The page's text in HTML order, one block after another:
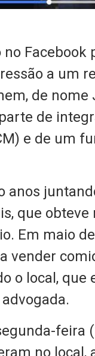
a um
de
de
e de um
anos
que obteve
Em maio
vender
o local, que
feira
no local,